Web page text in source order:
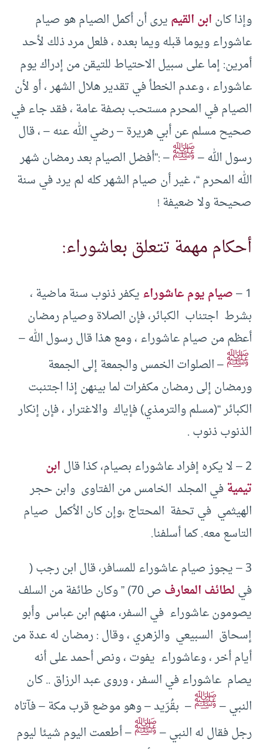
وإذا كانابن القيميرى أن أكمل الصيام هو صيام
عاشوراء ويوما قبله ويما بعده ، فلعل مرد ذلك لأحد
أمرين: إما على سبيل الاحتياط للتيقن من إدراك يوم
عاشوراء ، وعدم الخطأ في تقدير هلال الشهر ، أو لأن
الصيام في المحرم مستحب بصفة عامة ، فقد جاء في
صحيح مسلم عن أبي هريرة – رضي الله عنه – ، قال
رسول الله –ﷺ– :”أفضل الصيام بعد رمضان شهر
الله المحرم “، غير أن صيام الشهر كله لم يرد في سنة
صحيحة ولا ضعيفة !
أحكام مهمة تتعلق بعاشوراء:
1 – صيام يوم عاشوراءيكفر ذنوب سنة ماضية ،
بشرط اجتناب الكبائر، فإن الصلاة وصيام رمضان
أعظم من صيام عاشوراء ، ومع هذا قال رسول الله –
ﷺ– الصلوات الخمس والجمعة إلى الجمعة
ورمضان إلى رمضان مكفرات لما بينهن إذا اجتنبت
الكبائر “(مسلم والترمذي) فإياك والاغترار ، فإن إنكار
الذنوب ذنوب .
2 – لا يكره إفراد عاشوراء بصيام، كذا قال
ابن
تيميةفي المجلد الخامس من الفتاوى وابن حجر
الهيثمي في تحفة المحتاج ،وإن كان الأكمل صيام
التاسع معه. كما أسلفنا.
3 – يجوز صيام عاشوراء للمسافر، قال ابن رجب (
فيلطائف المعارف
ص 70) ” وكان طائفة من السلف
يصومون عاشوراء في السفر، منهم ابن عباس وأبو
إسحاق السبيعي والزهري ، وقال : رمضان له عدة من
أيام أخر ، وعاشوراء يفوت ، ونص أحمد على أنه
يصام عاشوراء في السفر ، وروى عبد الرزاق .. كان
النبي –ﷺ– بقُرَيد – وهو موضع قرب مكة – فآتاه
رجل فقال له النبي –ﷺ– أطعمت اليوم شيئا ليوم